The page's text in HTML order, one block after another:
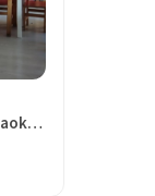
Özel Boğazhisar Koleji Anaokulu